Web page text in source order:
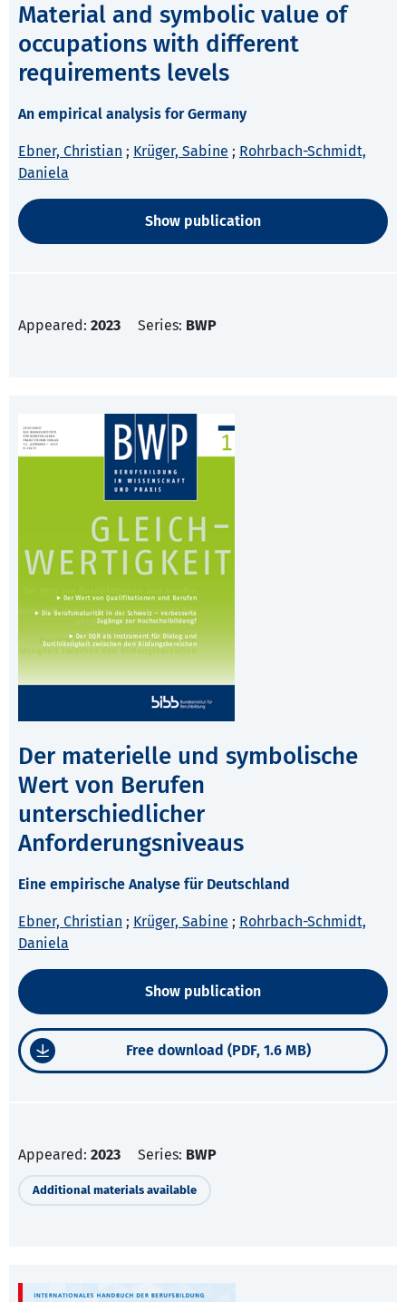
Material and symbolic value of
occupations with different
requirements levels
An empirical analysis for Germany
Ebner, Christian ; Krüger, Sabine ; Rohrbach-Schmidt,
Daniela
Show publication
Appeared: 2023 Series: BWP
Der materielle und symbolische
Wert von Berufen
unterschiedlicher
Anforderungsniveaus
Eine empirische Analyse für Deutschland
Ebner, Christian ; Krüger, Sabine ; Rohrbach-Schmidt,
Daniela
Show publication
Free download (PDF, 1.6 MB)
Appeared: 2023 Series: BWP
Additional materials available